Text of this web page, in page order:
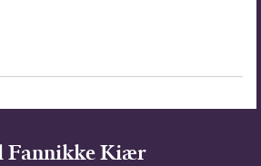
Fannikke Kiær